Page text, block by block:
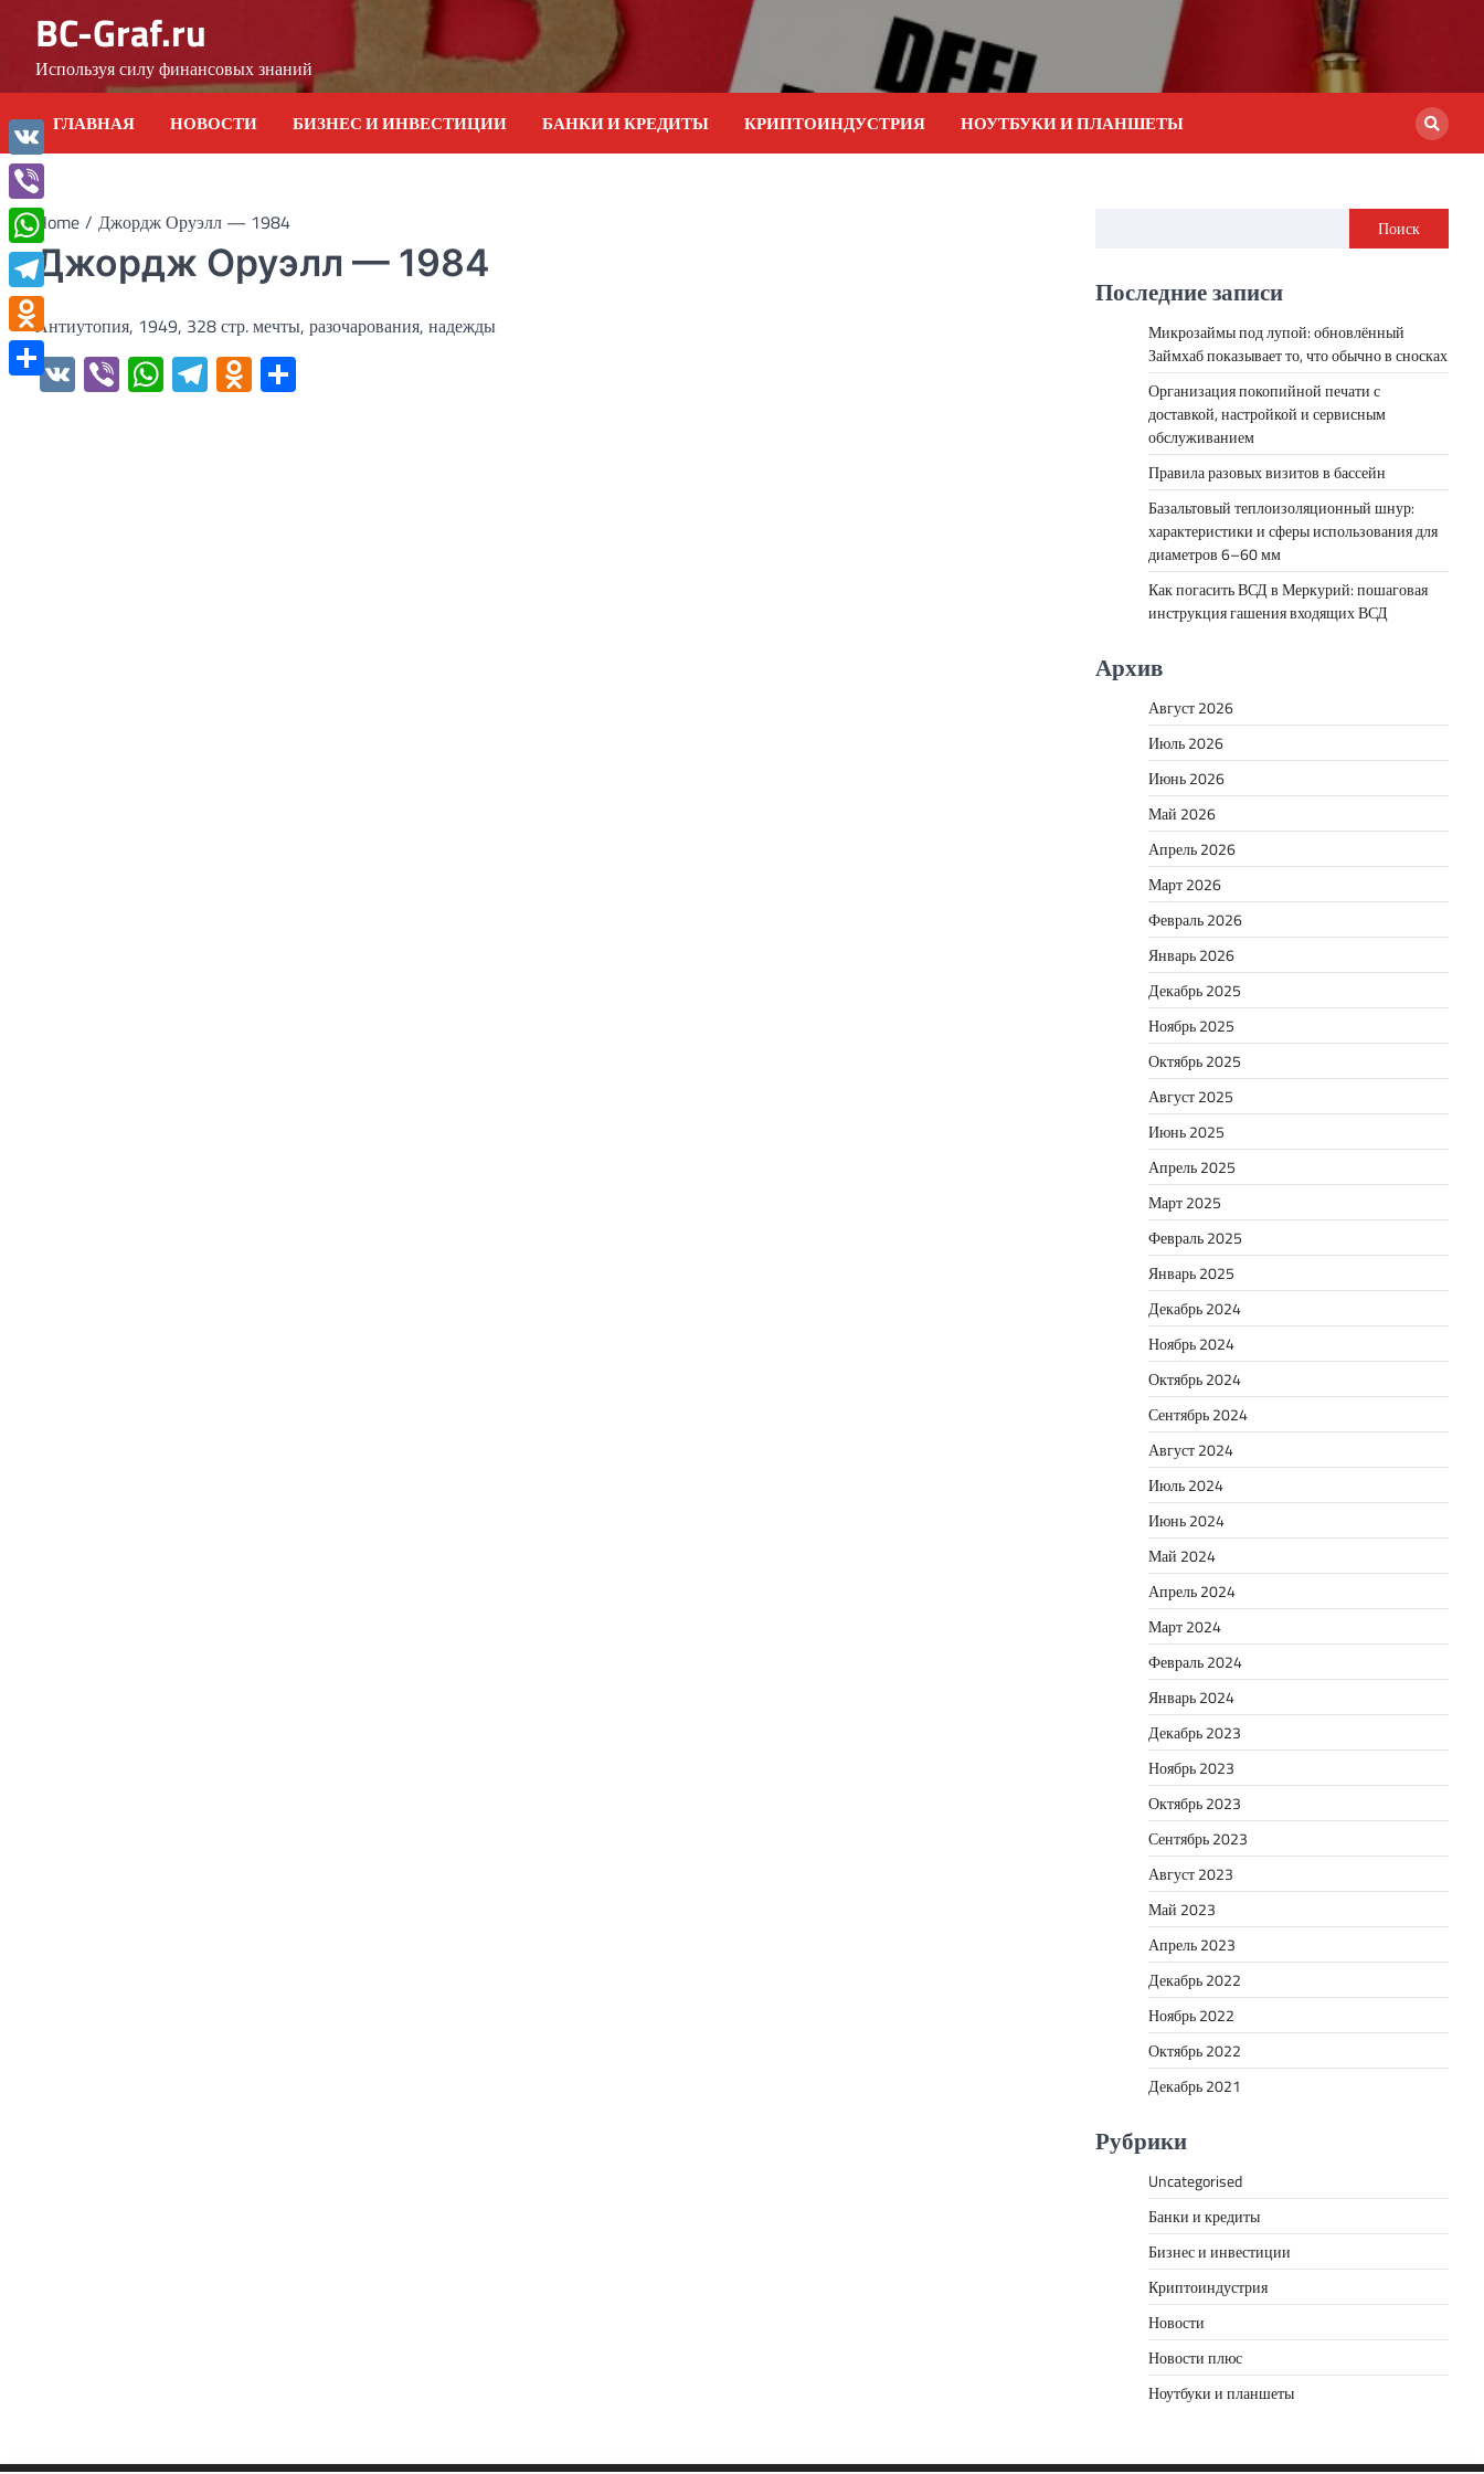
content
BC-Graf.ru
Используя силу финансовых знаний
ГЛАВНАЯ НОВОСТИ БИЗНЕС И ИНВЕСТИЦИИ БАНКИ И КРЕДИТЫ КРИПТОИНДУСТРИЯ НОУТБУКИ И ПЛАНШЕТЫ
Home Джордж Оруэлл — 1984
Джордж Оруэлл — 1984
Антиутопия, 1949, 328 стр. мечты, разочарования, надежды
VK ViberWhatsApp
Telegram
Odnoklassniki
Поиск
Последние записи
Микрозаймы под лупой: обновлённый
Займхаб показывает то, что обычно в сносках
Организация покопийной печати с
доставкой, настройкой и сервисным
обслуживанием
Правила разовых визитов в бассейн
Базальтовый теплоизоляционный шнур:
характеристики и сферы использования для
диаметров 6–60 мм
Как погасить ВСД в Меркурий: пошаговая
инструкция гашения входящих ВСД
Архив
Август 2026
Июль 2026
Июнь 2026
Май 2026
Апрель 2026
Март 2026
Февраль 2026
Январь 2026
Декабрь 2025
Ноябрь 2025
Октябрь 2025
Август 2025
Июнь 2025
Апрель 2025
Март 2025
Февраль 2025
Январь 2025
Декабрь 2024
Ноябрь 2024
Октябрь 2024
Сентябрь 2024
Август 2024
Июль 2024
Июнь 2024
Май 2024
Апрель 2024
Март 2024
Февраль 2024
Январь 2024
Декабрь 2023
Ноябрь 2023
Октябрь 2023
Сентябрь 2023
Август 2023
Май 2023
Апрель 2023
Декабрь 2022
Ноябрь 2022
Октябрь 2022
Декабрь 2021
Рубрики
Uncategorised
Банки и кредиты
Бизнес и инвестиции
Криптоиндустрия
Новости
Новости плюс
Ноутбуки и планшеты
VK
Viber
WhatsApp
Telegram
Odnoklassniki
Отправить